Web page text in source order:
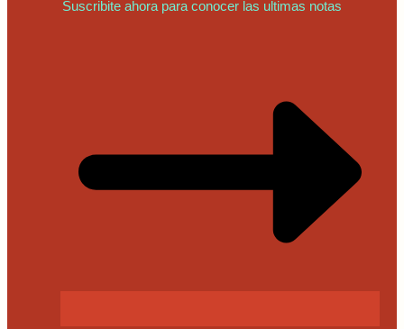
Suscribite ahora para conocer las ultimas notas